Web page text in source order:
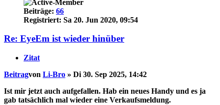
Beiträge: 66
Registriert: Sa 20. Jun 2020, 09:54
Re: EyeEm ist wieder hinüber
Zitat
Beitragvon Li-Bro » Di 30. Sep 2025, 14:42
Ist mir jetzt auch aufgefallen. Hab ein neues Handy und es ja
gab tatsächlich mal wieder eine Verkaufsmeldung.